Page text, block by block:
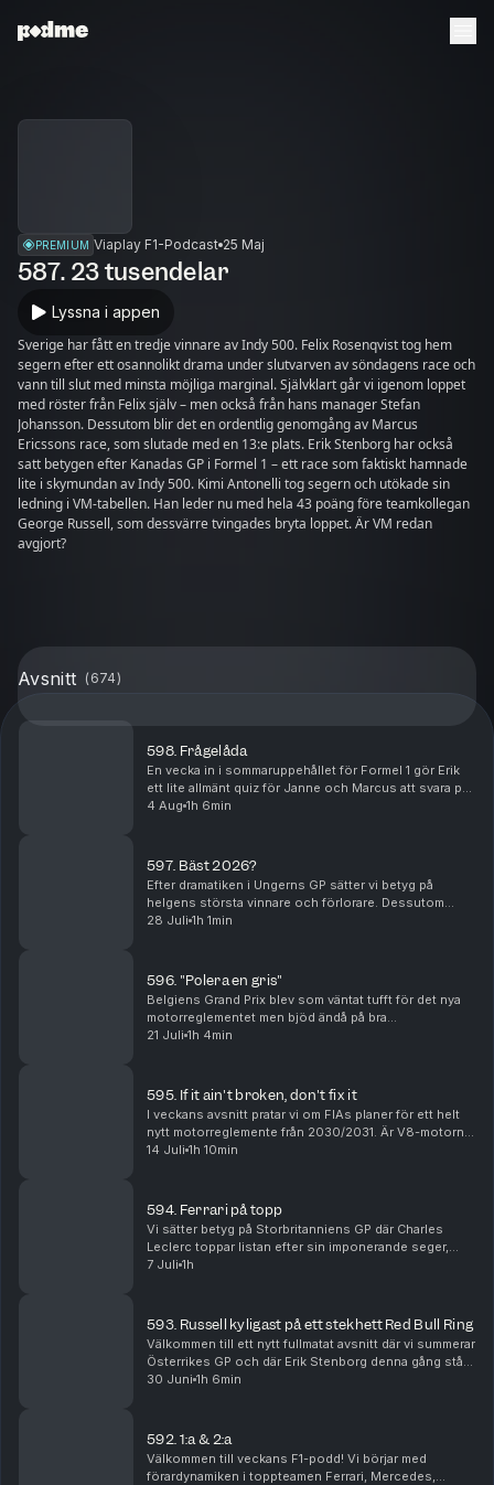
PREMIUM Viaplay F1-Podcast 25 Maj
587. 23 tusendelar
Lyssna i appen
Sverige har fått en tredje vinnare av Indy 500. Felix Rosenqvist tog hem
segern efter ett osannolikt drama under slutvarven av söndagens race och
vann till slut med minsta möjliga marginal. Självklart går vi igenom loppet
med röster från Felix själv – men också från hans manager Stefan
Johansson. Dessutom blir det en ordentlig genomgång av Marcus
Ericssons race, som slutade med en 13:e plats. Erik Stenborg har också
satt betygen efter Kanadas GP i Formel 1 – ett race som faktiskt hamnade
lite i skymundan av Indy 500. Kimi Antonelli tog segern och utökade sin
ledning i VM-tabellen. Han leder nu med hela 43 poäng före teamkollegan
George Russell, som dessvärre tvingades bryta loppet. Är VM redan
avgjort?
Avsnitt ( 674)
598. Frågelåda
En vecka in i sommaruppehållet för Formel 1 gör Erik
ett lite allmänt quiz för Janne och Marcus att svara på.
Blir dessutom frågor till både Janne och Marcus av
4 Aug 1h 6min
597. Bäst 2026?
Efter dramatiken i Ungerns GP sätter vi betyg på
helgens största vinnare och förlorare. Dessutom
förklarar vi vad Formel 1 omtalade "summer shutdown"
28 Juli 1h 1min
596. "Polera en gris"
Belgiens Grand Prix blev som väntat tufft för det nya
motorreglementet men bjöd ändå på bra
underhållning. Janne står för betygen där Kimi
21 Juli 1h 4min
595. If it ain't broken, don't fix it
I veckans avsnitt pratar vi om FIAs planer för ett helt
nytt motorreglemente från 2030/2031. Är V8-motorn
på väg tillbaka, vad händer med hybriderna och kan
14 Juli 1h 10min
594. Ferrari på topp
Vi sätter betyg på Storbritanniens GP där Charles
Leclerc toppar listan efter sin imponerande seger,
samtidigt som Ferrari, Red Bull, Williams och
7 Juli 1h
593. Russell kyligast på ett stekhett Red Bull Ring
Välkommen till ett nytt fullmatat avsnitt där vi summerar
Österrikes GP och där Erik Stenborg denna gång står
för betygen. Vi analyserar Ferraris svajiga form,
30 Juni 1h 6min
592. 1:a & 2:a
Välkommen till veckans F1-podd! Vi börjar med
förardynamiken i toppteamen Ferrari, Mercedes,